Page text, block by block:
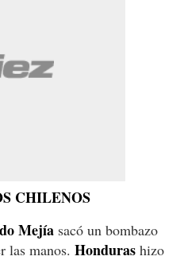
CHILENOS
Mejía sacó un bombazo
las manos. Honduras hizo